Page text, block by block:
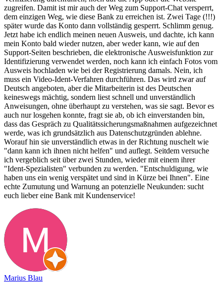
zugreifen. Damit ist mir auch der Weg zum Support-Chat versperrt,
dem einzigen Weg, wie diese Bank zu erreichen ist. Zwei Tage (!!!)
später wurde das Konto dann vollständig gesperrt. Schlimm genug.
Jetzt habe ich endlich meinen neuen Ausweis, und dachte, ich kann
mein Konto bald wieder nutzen, aber weder kann, wie auf den
Support-Seiten beschrieben, die elektronische Ausweisfunktion zur
Identifizierung verwendet werden, noch kann ich einfach Fotos vom
Ausweis hochladen wie bei der Registrierung damals. Nein, ich
muss ein Video-Ident-Verfahren durchführen. Das wird zwar auf
Deutsch angeboten, aber die Mitarbeiterin ist des Deutschen
keineswegs mächtig, sondern liest schnell und unverständlich
Anweisungen, ohne überhaupt zu verstehen, was sie sagt. Bevor es
auch nur losgehen konnte, fragt sie ab, ob ich einverstanden bin,
dass das Gespräch zu Qualitätssicherungsmaßnahmen aufgezeichnet
werde, was ich grundsätzlich aus Datenschutzgründen ablehne.
Worauf hin sie unverständlich etwas in der Richtung nuschelt wie
"dann kann ich ihnen nicht helfen" und auflegt. Seitdem versuche
ich vergeblich seit über zwei Stunden, wieder mit einem ihrer
"Ident-Spezialisten" verbunden zu werden. "Entschuldigung, wie
haben uns ein wenig verspätet und sind in Kürze bei Ihnen". Eine
echte Zumutung und Warnung an potenzielle Neukunden: sucht
euch lieber eine Bank mit Kundenservice!
Marius Blau